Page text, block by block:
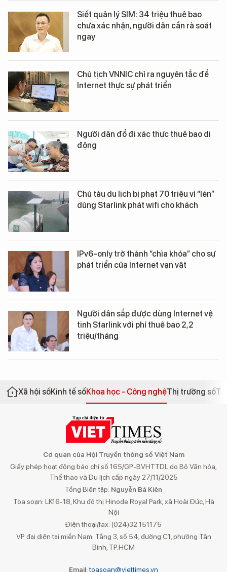
Siết quản lý SIM: 34 triệu thuê bao
chưa xác nhận, người dân cần rà soát
ngay
Chủ tịch VNNIC chỉ ra nguyên tắc để
Internet thực sự phát triển
Người dân đổ đi xác thực thuê bao di
động
Chủ tàu du lịch bị phạt 70 triệu vì “lén”
dùng Starlink phát wifi cho khách
IPv6-only trở thành “chìa khóa” cho sự
phát triển của Internet vạn vật
Người dân sắp được dùng Internet vệ
tinh Starlink với phí thuê bao 2,2
triệu/tháng
Xã hội sốKinh tế sốKhoa học - Công nghệThị trường số
Cơ quan của Hội Truyền thông số Việt Nam
Giấy phép hoạt động báo chí số 165/GP-BVHTTDL do Bộ Văn hóa,
Thể thao và Du lịch cấp ngày 27/11/2025
Tổng Biên tập: Nguyễn Bá Kiên
Tòa soạn: LK16-18, Khu đô thị Hinode Royal Park, xã Hoài Đức, Hà
Nội
Điện thoại/fax: (024)32 151175
VP đại diện tại miền Nam: Tầng 3, số 54, đường C1, phường Tân
Bình, TP.HCM
Email:toasoan@viettimes.vn